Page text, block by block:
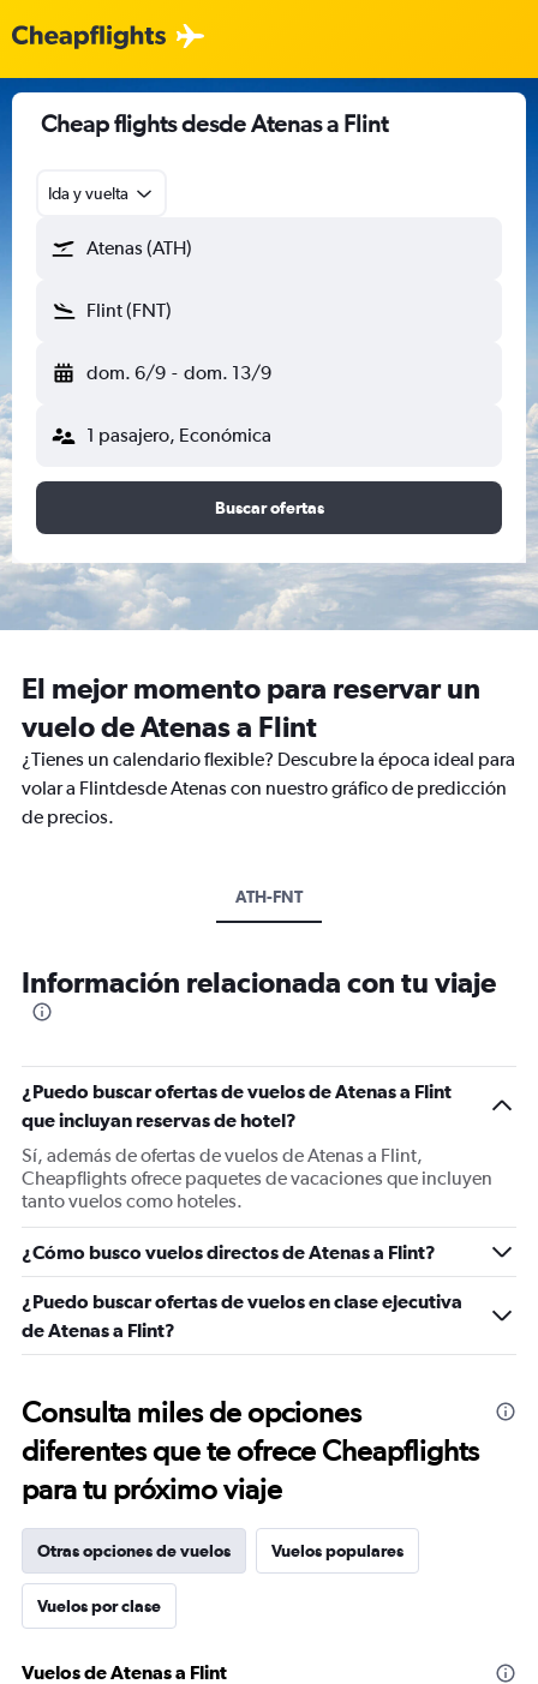
Cheap flights desde Atenas a Flint
Ida y vuelta
Atenas (ATH)
Flint (FNT)
dom. 6/9 - dom. 13/9
1 pasajero, Económica
Buscar ofertas
El mejor momento para reservar un
vuelo de Atenas a Flint
¿Tienes un calendario flexible? Descubre la época ideal para
volar a Flintdesde Atenas con nuestro gráfico de predicción
de precios.
ATH-FNT
Información relacionada con tu viaje
¿Puedo buscar ofertas de vuelos de Atenas a Flint
que incluyan reservas de hotel?
Sí, además de ofertas de vuelos de Atenas a Flint,
Cheapflights ofrece paquetes de vacaciones que incluyen
tanto vuelos como hoteles.
¿Cómo busco vuelos directos de Atenas a Flint?
¿Puedo buscar ofertas de vuelos en clase ejecutiva
de Atenas a Flint?
Consulta miles de opciones
diferentes que te ofrece Cheapflights
para tu próximo viaje
Otras opciones de vuelos Vuelos populares
Vuelos por clase
Vuelos de Atenas a Flint